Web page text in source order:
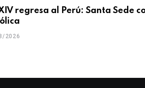
regresa al Perú: Santa Sede
2026